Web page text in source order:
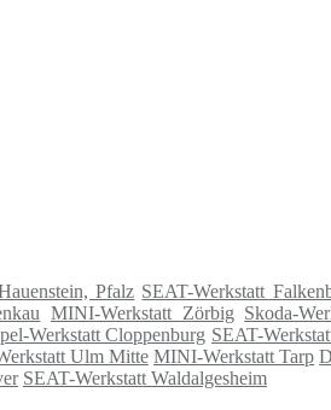
Pfalz SEAT-Werkstatt
MINI-Werkstatt Zörbig Skoda-
Werkstatt Cloppenburg SEAT-
Ulm Mitte MINI-Werkstatt Tarp
SEAT-Werkstatt Waldalgesheim